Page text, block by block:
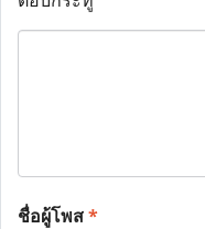
ชื่อผู้โพส*